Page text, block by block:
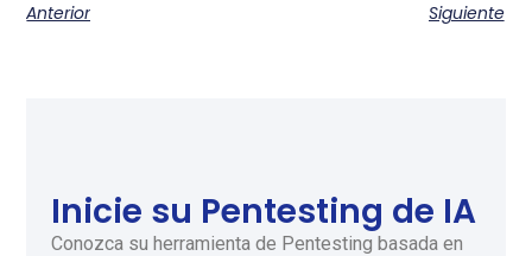
Anterior Siguiente
Inicie su Pentesting de IA
Conozca su herramienta de Pentesting basada en